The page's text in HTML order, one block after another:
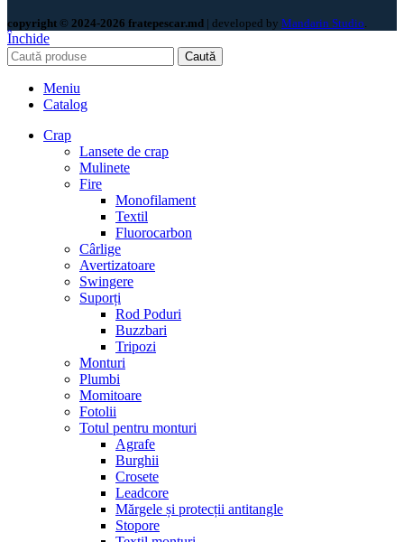
copyright © 2024-2026 fratepescar.md | developed by Mandarin Studio
Închide
Caută
Meniu
Catalog
Crap
Lansete de crap
Mulinete
Fire
Monofilament
Textil
Fluorocarbon
Cârlige
Avertizatoare
Swingere
Suporți
Rod Poduri
Buzzbari
Tripozi
Monturi
Plumbi
Momitoare
Fotolii
Totul pentru monturi
Agrafe
Burghii
Crosete
Leadcore
Mărgele și protecții antitangle
Stopore